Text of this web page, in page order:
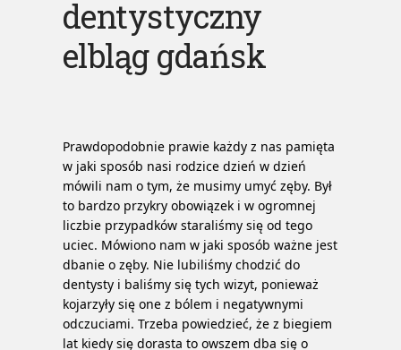
dentystyczny
elbląg gdańsk
Prawdopodobnie prawie każdy z nas pamięta
w jaki sposób nasi rodzice dzień w dzień
mówili nam o tym, że musimy umyć zęby. Był
to bardzo przykry obowiązek i w ogromnej
liczbie przypadków staraliśmy się od tego
uciec. Mówiono nam w jaki sposób ważne jest
dbanie o zęby. Nie lubiliśmy chodzić do
dentysty i baliśmy się tych wizyt, ponieważ
kojarzyły się one z bólem i negatywnymi
odczuciami. Trzeba powiedzieć, że z biegiem
lat kiedy się dorasta to owszem dba się o